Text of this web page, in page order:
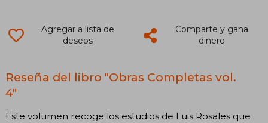
Agregar a lista de
deseos
Comparte y gana
dinero
Reseña del libro "Obras Completas vol.
4"
Este volumen recoge los estudios de Luis Rosales que